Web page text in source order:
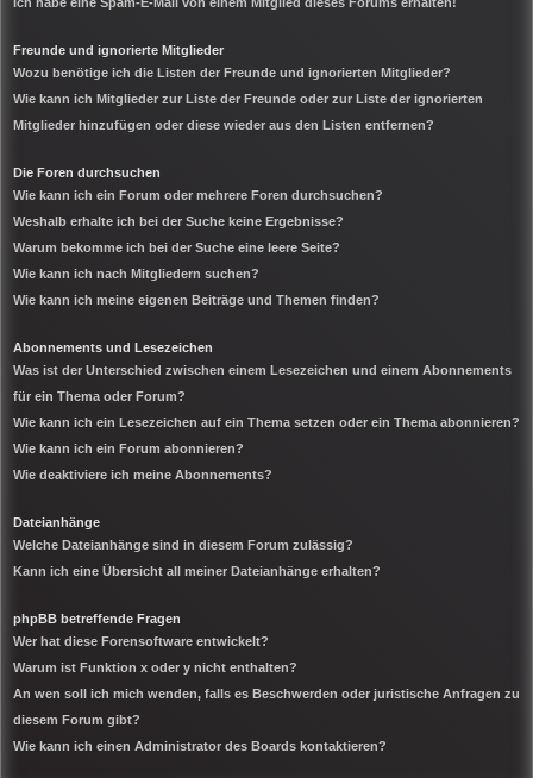
Freunde und ignorierte Mitglieder
Wozu benötige ich die Listen der Freunde und ignorierten Mitglieder?
Wie kann ich Mitglieder zur Liste der Freunde oder zur Liste der ignorierten
Mitglieder hinzufügen oder diese wieder aus den Listen entfernen?
Die Foren durchsuchen
Wie kann ich ein Forum oder mehrere Foren durchsuchen?
Weshalb erhalte ich bei der Suche keine Ergebnisse?
Warum bekomme ich bei der Suche eine leere Seite?
Wie kann ich nach Mitgliedern suchen?
Wie kann ich meine eigenen Beiträge und Themen finden?
Abonnements und Lesezeichen
Was ist der Unterschied zwischen einem Lesezeichen und einem Abonnements
für ein Thema oder Forum?
Wie kann ich ein Lesezeichen auf ein Thema setzen oder ein Thema abonnieren?
Wie kann ich ein Forum abonnieren?
Wie deaktiviere ich meine Abonnements?
Dateianhänge
Welche Dateianhänge sind in diesem Forum zulässig?
Kann ich eine Übersicht all meiner Dateianhänge erhalten?
phpBB betreffende Fragen
Wer hat diese Forensoftware entwickelt?
Warum ist Funktion x oder y nicht enthalten?
An wen soll ich mich wenden, falls es Beschwerden oder juristische Anfragen zu
diesem Forum gibt?
Wie kann ich einen Administrator des Boards kontaktieren?